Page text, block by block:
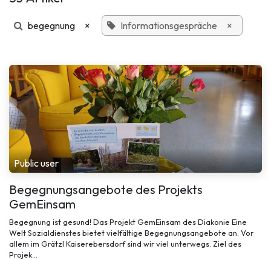
begegnung × Informationsgespräche ×
Public user
Begegnungsangebote des Projekts
GemEinsam
Begegnung ist gesund! Das Projekt GemEinsam des Diakonie Eine
Welt Sozialdienstes bietet vielfältige Begegnungsangebote an. Vor
allem im Grätzl Kaiserebersdorf sind wir viel unterwegs. Ziel des
Projek...